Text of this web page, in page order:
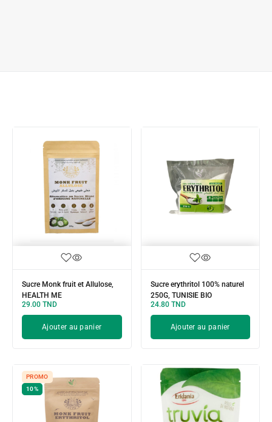
Sucre Monk fruit et Allulose,
HEALTH ME
29.00 TND
Ajouter au panier
Sucre erythritol 100% naturel
250G, TUNISIE BIO
24.80 TND
Ajouter au panier
PROMO
10%